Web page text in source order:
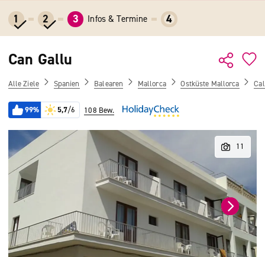
1 2 3 Infos & Termine 4
Can Gallu
Alle Ziele Spanien Balearen Mallorca Ostküste Mallorca
99% 5,7/6 108 Bew.